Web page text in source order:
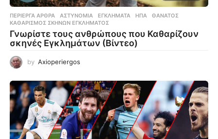
ΠΕΡΊΕΡΓΑ ΆΡΘΡΑ ΑΣΤΥΝΟΜΊΑ ,ΕΓΚΛΉΜΑΤΑ ,ΗΠΑ ,ΘΆΝΑΤΟΣ
ΚΑΘΑΡΙΣΜΌΣ ΣΚΗΝΏΝ ΕΓΚΛΉΜΑΤΟΣ
Γνωρίστε τους ανθρώπους που Καθαρίζουν
σκηνές Εγκλημάτων (Βίντεο)
by Axioperiergos